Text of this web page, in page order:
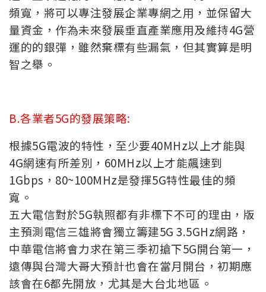
頻寬，將可以專注發展企業專網之用，並保留大
量資金，作為未來發展垂直產業應用及維持4G營
運的的銀彈，雖然棄標有些漏氣，但其實算是明
智之舉。
B.各業者5G的發展策略:
根據5G電波的特性，至少要40MHz以上才能與
4G網速有所差別，60MHz以上才能飆速到
1Gbps，80~100MHz是發揮5G特性最佳的頻
寬。
五大電信對於5G執照都有非標下不可的理由，版
主預測電信三雄將會獨立籌建5G 3.5GHz網路，
中華電信將會力求在第三季初搶下5G開台第一，
遠傳與台灣大哥大預計也會在當月開台，初期應
該會在6都先開放，尤其是大台北地區。